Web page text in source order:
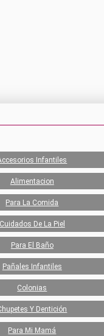
Infantiles
Alimentacion
Para La Comida
Cuidados De La Piel
Para El Baño
Pañales Infantiles
Colonias
Y Dentición
Para Mi Mamá